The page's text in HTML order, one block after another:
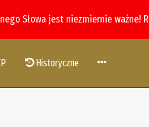
Słowa jest niezmiernie ważne!
Historyczne